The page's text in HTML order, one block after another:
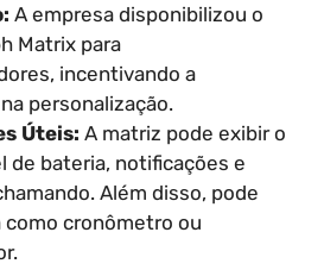
A empresa disponibilizou o
Matrix para
incentivando a
personalização.
Úteis: A matriz pode exibir o
de bateria, notificações e
Além disso, pode
como cronômetro ou